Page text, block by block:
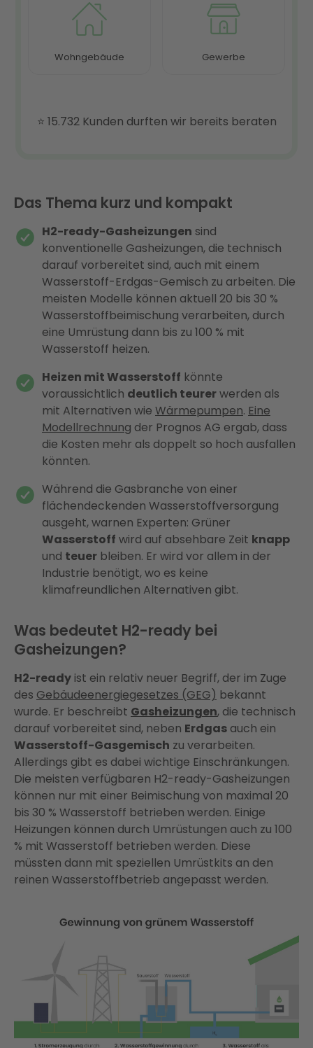
Das Thema kurz und kompakt
H2-ready-Gasheizungen sind
konventionelle Gasheizungen, die technisch
darauf vorbereitet sind, auch mit einem
Wasserstoff-Erdgas-Gemisch zu arbeiten. Die
meisten Modelle können aktuell 20 bis 30 %
Wasserstoffbeimischung verarbeiten, durch
eine Umrüstung dann bis zu 100 % mit
Wasserstoff heizen.
Heizen mit Wasserstoff könnte
voraussichtlich deutlich teurerwerden als
mit Alternativen wie Wärmepumpen. Eine
Modellrechnung der Prognos AG ergab, dass
die Kosten mehr als doppelt so hoch ausfallen
könnten.
Während die Gasbranche von einer
flächendeckenden Wasserstoffversorgung
ausgeht, warnen Experten: Grüner
Wasserstoff wird auf absehbare Zeit knapp
und teuer bleiben. Er wird vor allem in der
Industrie benötigt, wo es keine
klimafreundlichen Alternativen gibt.
Was bedeutet H2-ready bei
Gasheizungen?
H2-ready ist ein relativ neuer Begriff, der im Zuge
des Gebäudeenergiegesetzes (GEG) bekannt
wurde. Er beschreibt Gasheizungen, die technisch
darauf vorbereitet sind, neben Erdgas auch ein
Wasserstoff-Gasgemisch zu verarbeiten.
Allerdings gibt es dabei wichtige Einschränkungen.
Die meisten verfügbaren H2-ready-Gasheizungen
können nur mit einer Beimischung von maximal 20
bis 30 % Wasserstoff betrieben werden. Einige
Heizungen können durch Umrüstungen auch zu 100
% mit Wasserstoff betrieben werden. Diese
müssten dann mit speziellen Umrüstkits an den
reinen Wasserstoffbetrieb angepasst werden.